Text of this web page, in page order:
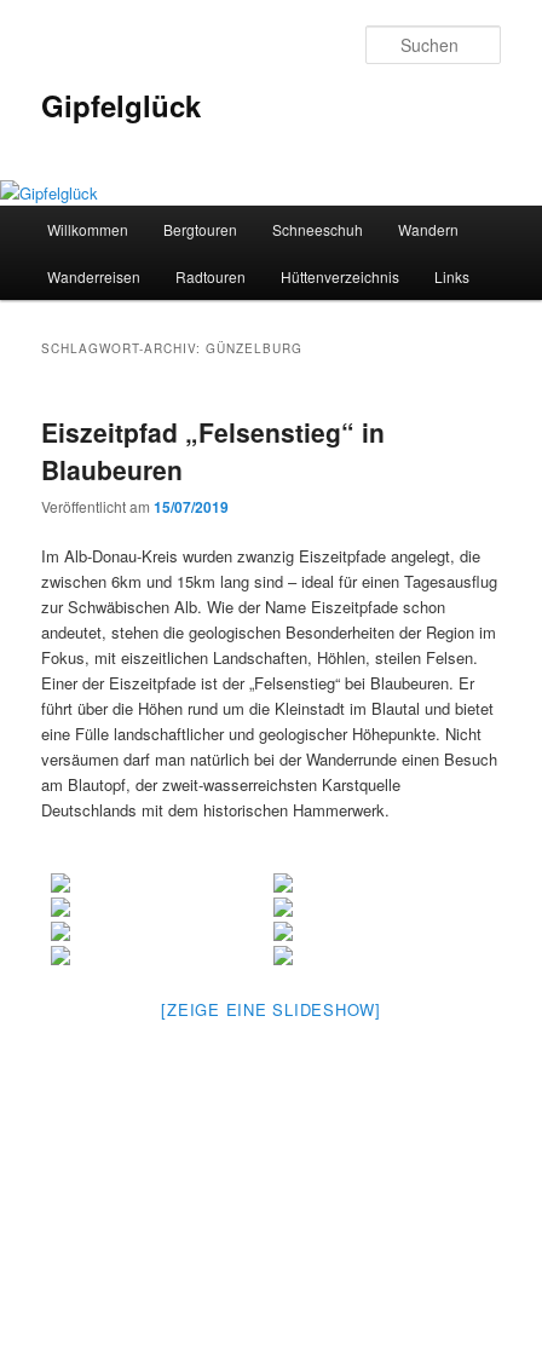
Gipfelglück
Willkommen Bergtouren Schneeschuh Wandern
Wanderreisen Radtouren Hüttenverzeichnis Links
SCHLAGWORT-ARCHIV:GÜNZELBURG
Eiszeitpfad „Felsenstieg“ in
Blaubeuren
Veröffentlicht am15/07/2019
Im Alb-Donau-Kreis wurden zwanzig Eiszeitpfade angelegt, die
zwischen 6km und 15km lang sind – ideal für einen Tagesausflug
zur Schwäbischen Alb. Wie der Name Eiszeitpfade schon
andeutet, stehen die geologischen Besonderheiten der Region im
Fokus, mit eiszeitlichen Landschaften, Höhlen, steilen Felsen.
Einer der Eiszeitpfade ist der „Felsenstieg“ bei Blaubeuren. Er
führt über die Höhen rund um die Kleinstadt im Blautal und bietet
eine Fülle landschaftlicher und geologischer Höhepunkte. Nicht
versäumen darf man natürlich bei der Wanderrunde einen Besuch
am Blautopf, der zweit-wasserreichsten Karstquelle
Deutschlands mit dem historischen Hammerwerk.
[ZEIGE EINE SLIDESHOW]